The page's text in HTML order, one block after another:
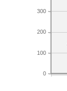
0
100
200
300